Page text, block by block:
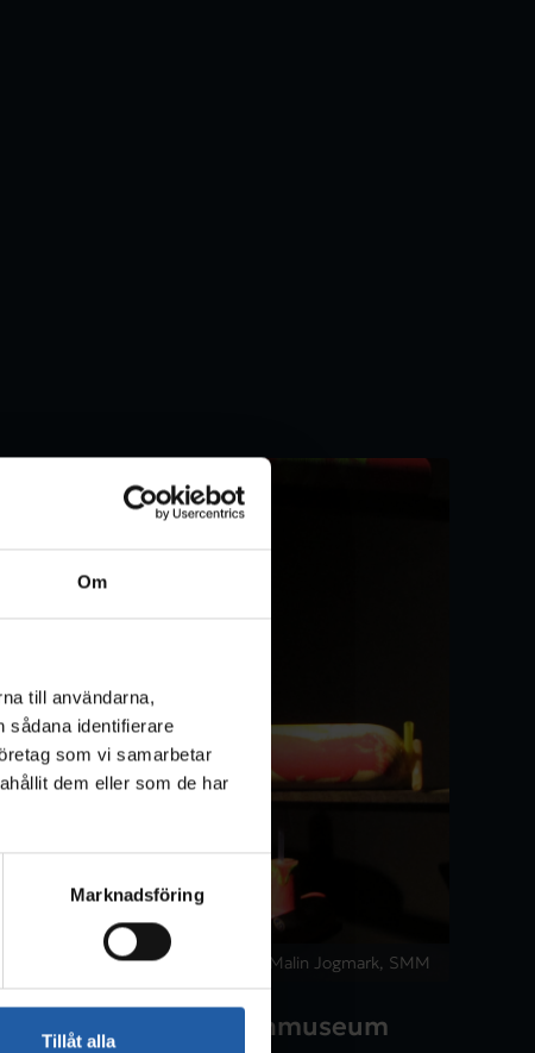
Om
till användarna,
sådana identifierare
som vi samarbetar
dem eller som de har
Marknadsföring
Tillåt alla
ställer ut på Marinmuseum
Malin Jogmark, SMM